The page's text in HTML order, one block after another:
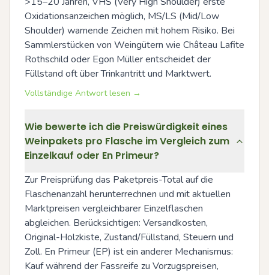
Oxidationsanzeichen möglich, MS/LS (Mid/Low
Shoulder) warnende Zeichen mit hohem Risiko. Bei
Sammlerstücken von Weingütern wie Château Lafite
Rothschild oder Egon Müller entscheidet der
Füllstand oft über Trinkantritt und Marktwert.
Vollständige Antwort lesen →
Wie bewerte ich die Preiswürdigkeit eines
Weinpakets pro Flasche im Vergleich zum
Einzelkauf oder En Primeur?
Zur Preisprüfung das Paketpreis-Total auf die
Flaschenanzahl herunterrechnen und mit aktuellen
Marktpreisen vergleichbarer Einzelflaschen
abgleichen. Berücksichtigen: Versandkosten,
Original-Holzkiste, Zustand/Füllstand, Steuern und
Zoll. En Primeur (EP) ist ein anderer Mechanismus:
Kauf während der Fassreife zu Vorzugspreisen,